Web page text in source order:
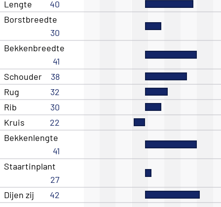
Lengte
40
Borstbreedte
30
Bekkenbreedte
41
Schouder
38
Rug
32
Rib
30
Kruis
22
Bekkenlengte
41
Staartinplant
27
Dijen zij
42